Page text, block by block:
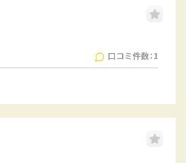
口コミ件数：1